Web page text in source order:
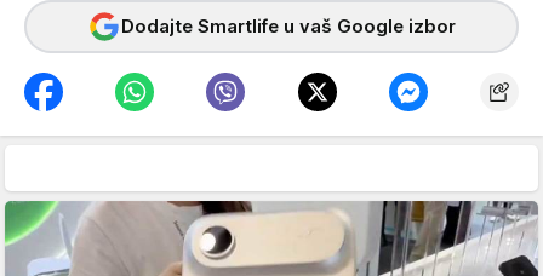
Dodajte Smartlife u vaš Google izbor